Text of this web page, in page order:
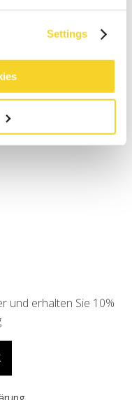
Settings
und erhalten Sie 10%